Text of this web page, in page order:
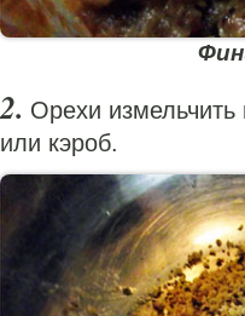
Орехи
или кэроб.